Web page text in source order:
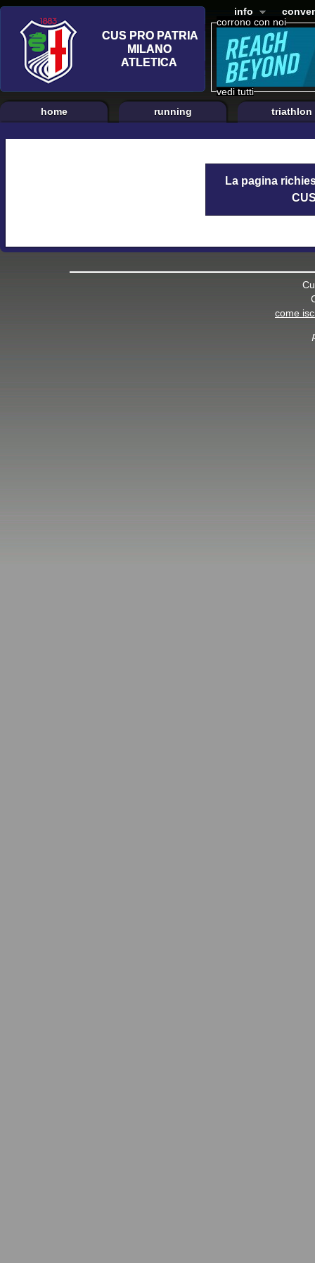
corrono con noi
vedi tutti
info
home running triathlon
La pagina
come